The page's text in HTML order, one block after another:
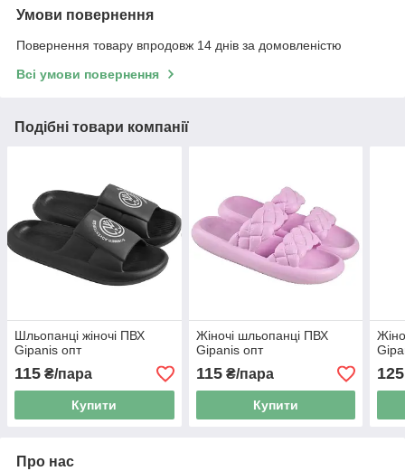
Умови повернення
Повернення товару впродовж 14 днів за домовленістю
Всі умови повернення
Подібні товари компанії
Шльопанці жіночі ПВХ
Gipanis опт
115 ₴/пара
Купити
Жіночі шльопанці ПВХ
Gipanis опт
115₴/пара
Купити
125
Про нас